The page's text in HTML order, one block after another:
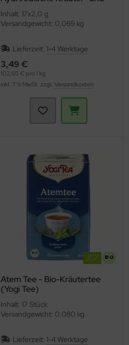
TEA)
Inhalt: 17x2,0 g
Versandgewicht: 0,069 kg
Lieferzeit: 1-4 Werktage
3,49 €
102,65 € pro 1 kg
inkl. 7 % MwSt. zzgl. Versandkosten
Atem Tee - Bio-Kräutertee
(Yogi Tee)
Inhalt: 17 Stück
Versandgewicht: 0,080 kg
Lieferzeit: 1-4 Werktage